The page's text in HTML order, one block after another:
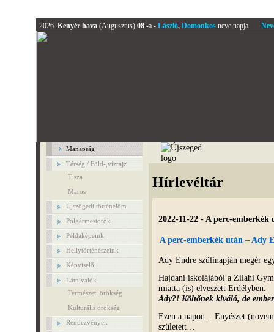
2026. Kenyér hava (Augusztus) 08.-a - László, Domonkosneve napja.
Manapság
Térség / Föld-,vízrajz
Tisza
Maros
Ujszögedi történelöm
Polgármestörök
Példaképeink
Hellytörténészeink
Képviselő
Látnivalók
Természeti örökség
Kulturális örökség
Rendezvények
Hírlevéltár
2022-11-22 - A perc-
A perc-emberkék után – Ady
Ady Endre szülinapján megér
Hajdani iskolájából a Zilahi
miatta (is) elveszett Erdélyben:
Ady?! Költőnek kiváló, de
Ezen a napon... Enyészet
született…